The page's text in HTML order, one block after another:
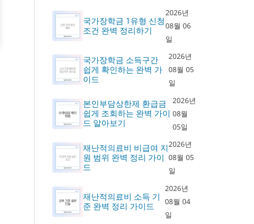
국가장학금 1유형 신청
조건 완벽 정리하기
2026년
08월 06
일
국가장학금 소득구간
쉽게 확인하는 완벽 가
이드
2026년
08월 05
일
본인부담상한제 환급금
쉽게 조회하는 완벽 가이
드 알아보기
2026년
08월
05일
재난적의료비 비급여 지
원 범위 완벽 정리 가이
드
2026년
08월 05
일
재난적의료비 소득 기
준 완벽 정리 가이드
2026년
08월 04
일